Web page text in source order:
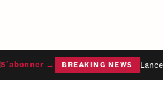
→ BREAKING NEWS